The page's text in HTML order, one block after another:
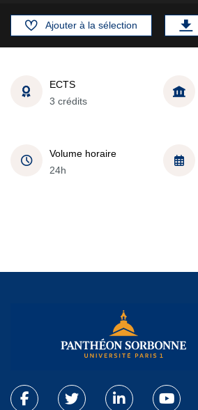
Ajouter à la sélection
ECTS
3 crédits
Volume horaire
24h